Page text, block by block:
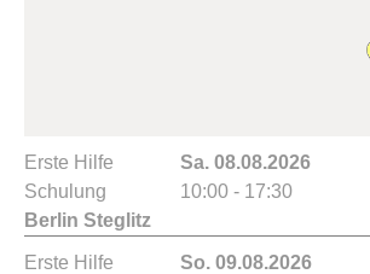
Erste Hilfe
Schulung
Berlin Steglitz
Sa. 08.08.2026
10:00 - 17:30
Erste Hilfe
So. 09.08.2026